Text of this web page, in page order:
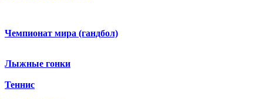
Чемпионат мира (гандбол)
Лыжные гонки
Теннис